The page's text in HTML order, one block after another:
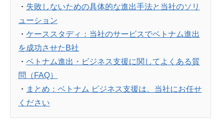
・ 失敗しないための具体的な進出手法と当社のソリ
ューション
・ ケーススタディ：当社のサービスでベトナム進出
を成功させたB社
・ ベトナム進出・ビジネス支援に関してよくある質
問（FAQ）
・ まとめ：ベトナム ビジネス支援は、当社にお任せ
ください